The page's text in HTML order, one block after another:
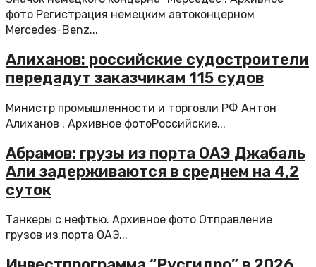
фото Регистрация немецким автоконцерном
Mercedes-Benz...
Алиханов: российские судостроители
передадут заказчикам 115 судов
Министр промышленности и торговли РФ Антон
Алиханов . Архивное фотоРоссийские...
Абрамов: грузы из порта ОАЭ Джабаль
Али задерживаются в среднем на 4,2
суток
Танкеры с нефтью. Архивное фото Отправление
грузов из порта ОАЭ...